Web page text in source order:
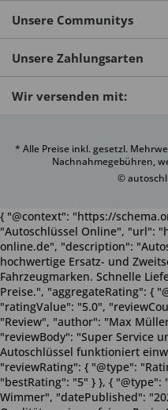
Unsere Communitys
Unsere Zahlungsarten
Wir versenden mit:
* Alle Preise inkl. gesetzl.
Nachnahmegebühren,
©
{ "@context": "https://
"Autoschlüssel Online", "url":
online.de", "description":
hochwertige Ersatz- und
Fahrzeugmarken. Schnelle
Preise.", "aggregateRating": {
"ratingValue": "5.0",
"Review", "author": "Max
"reviewBody": "Super Service
Autoschlüssel funktioniert
"reviewRating": { "@type":
"bestRating": "5" } }, {
Wimmer", "datePublished":